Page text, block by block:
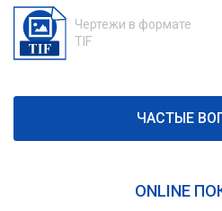
Чертежи в формате
TIF
ЧАСТЫЕ
ONLINE